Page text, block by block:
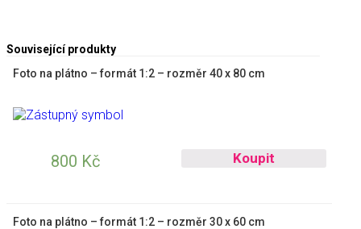
Související produkty
Foto na plátno – formát 1:2 – rozměr 40 x 80 cm
800 Kč Koupit
Foto na plátno – formát 1:2 – rozměr 30 x 60 cm